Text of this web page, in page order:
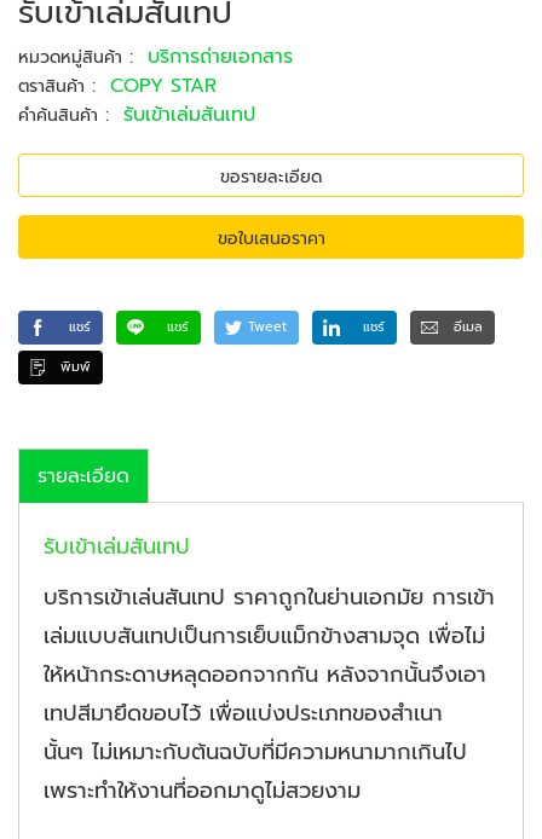
รับเข้าเล่มสันเทป
หมวดหมู่สินค้า : บริการถ่ายเอกสาร
ตราสินค้า : COPY STAR
คำค้นสินค้า : รับเข้าเล่มสันเทป
ขอรายละเอียด
ขอใบเสนอราคา
แชร์ แชร์ Tweet แชร์
อีเมล
พิมพ์
รายละเอียด
รับเข้าเล่มสันเทป
บริการเข้าเล่นสันเทป ราคาถูกในย่านเอกมัย การเข้า
เล่มแบบสันเทปเป็นการเย็บแม็กข้างสามจุด เพื่อไม่
ให้หน้ากระดาษหลุดออกจากกัน หลังจากนั้นจึงเอา
เทปสีมายึดขอบไว้ เพื่อแบ่งประเภทของสำเนา
นั้นๆ ไม่เหมาะกับต้นฉบับที่มีความหนามากเกินไป
เพราะทำให้งานที่ออกมาดูไม่สวยงาม